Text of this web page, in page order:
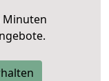
Minuten